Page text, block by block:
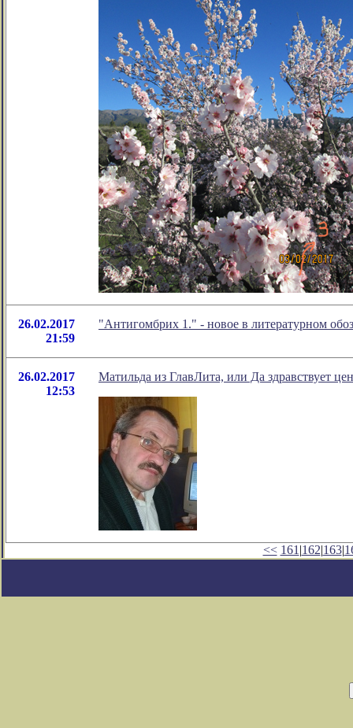
26.02.2017
21:59
"Антигомбрих 1." - новое в литературном
26.02.2017
12:53
Матильда из ГлавЛита, или Да здравствует
<< 161 |162|163|